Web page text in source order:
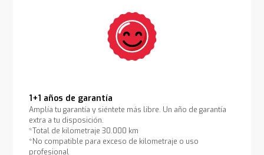
1+1 años de garantía
Amplía tu garantía y siéntete más libre. Un año de garantía
extra a tu disposición.
*Total de kilometraje 30.000 km
*No compatible para exceso de kilometraje o uso
profesional